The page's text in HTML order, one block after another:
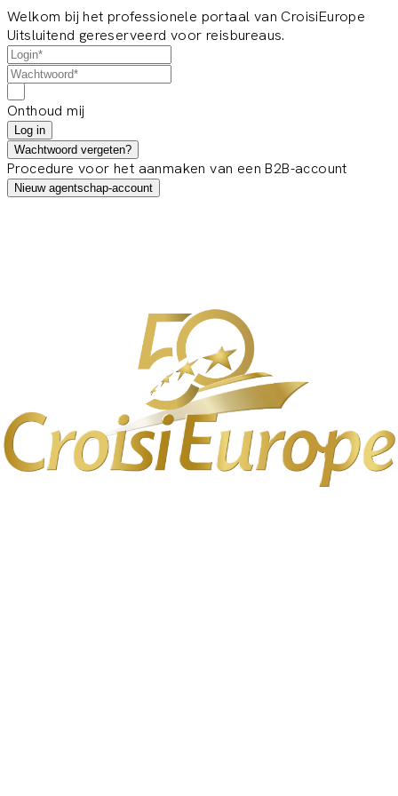
Welkom bij het professionele portaal van CroisiEurope
Uitsluitend gereserveerd voor reisbureaus.
Onthoud mij
Log in
Wachtwoord vergeten?
Procedure voor het aanmaken van een B2B-account
Nieuw agentschap-account